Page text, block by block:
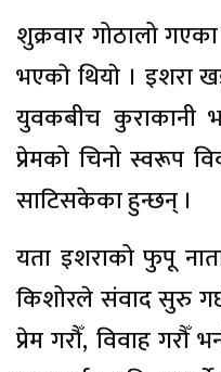
शुक्रवार गोठालो
भएकाे थियाे । इशरा
युवकबीच कुराकानी
प्रेमको चिनो स्वरूप
साटिसकेका हुन्छन् ।
यता इशराको फुपू
किशोरले संवाद सुरु
प्रेम गरौँ, विवाह